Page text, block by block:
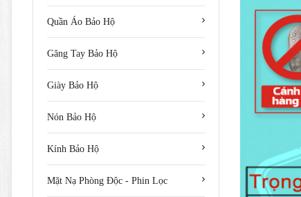
Quần Áo Bảo Hộ
Găng Tay Bảo Hộ
Giày Bảo Hộ
Nón Bảo Hộ
Kính Bảo Hộ
Mặt Nạ Phòng Độc - Phin Lọc